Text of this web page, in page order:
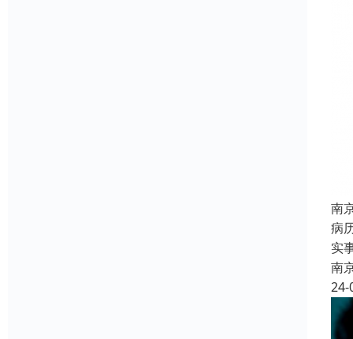
南
病
实
南
24-